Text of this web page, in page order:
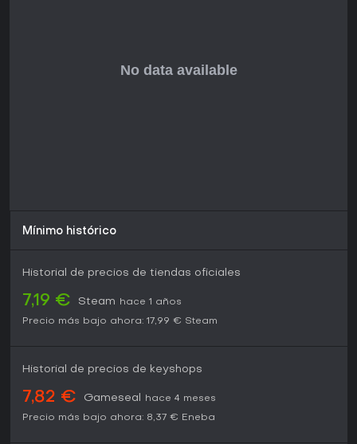
territorios, ofrece horas de trucking absorbente por una
Mínimo histórico
Historial de precios de tiendas oficiales
7,19 € Steam
hace 1 años
Precio más bajo ahora: 17,99 € Steam
Historial de precios de keyshops
7,82 € Gameseal
hace 4 meses
Precio más bajo ahora: 8,37 € Eneba